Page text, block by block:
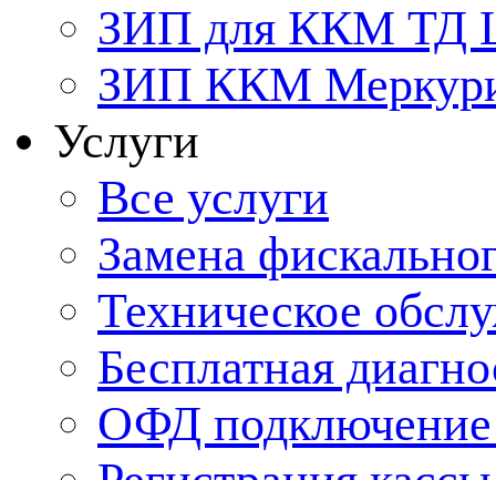
ЗИП для ККМ ТД
ЗИП ККМ
Услуги
Все услуги
Замена
Техническое
Бесплатная
ОФД подключение